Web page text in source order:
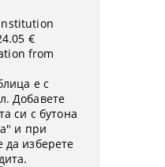
€
from
е с
Добавете
си с бутона
и при
изберете